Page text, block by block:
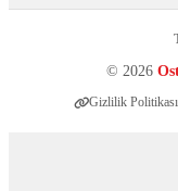
© 2026
Gizlilik Politikası